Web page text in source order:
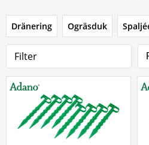
Dränering Ogräsduk
Filter